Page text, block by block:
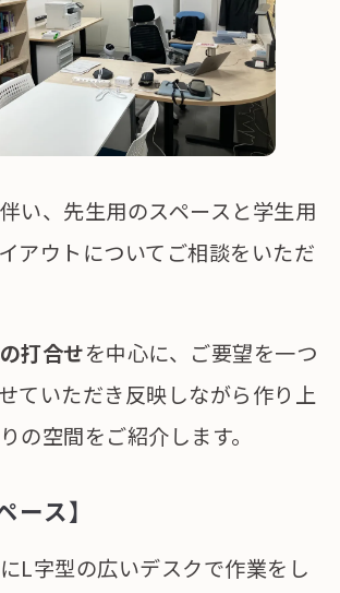
い、先生用のスペースと学生用
アウトについてご相談をいただ
打合せを中心に、ご要望を一つ
ていただき反映しながら作り上
の空間をご紹介します。
ース】
L字型の広いデスクで作業をし